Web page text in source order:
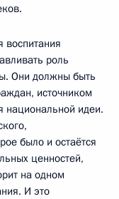
воспитания
роль
Они должны быть
источником
национальной идеи.
было и остаётся
ценностей,
на одном
И это